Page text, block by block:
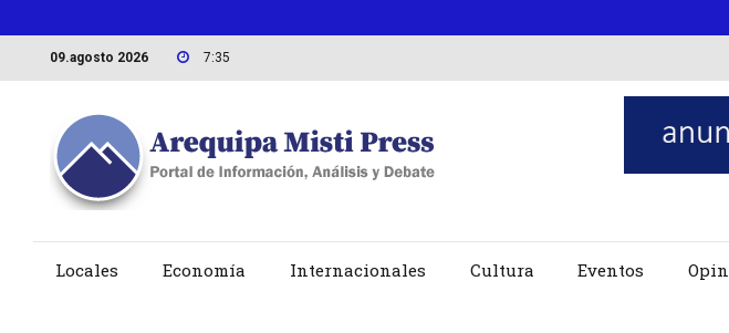
09.agosto 2026 7:35
Locales Economía Internacionales Cultura Eventos